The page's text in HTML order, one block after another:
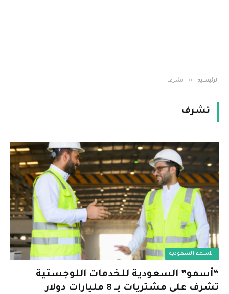
الرئيسية » تشرف
تشرف
الأسهم السعودية
“أسمو” السعودية للخدمات اللوجستية
تشرف على مشتريات بـ 8 مليارات دولار